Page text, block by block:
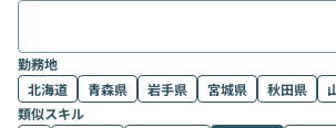
勤務地
北海道
青森県 岩手県 宮城県 秋田県
類似スキル